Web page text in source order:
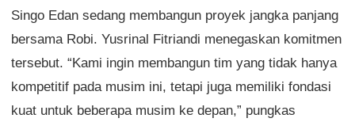
Singo Edan sedang membangun proyek jangka panjang
bersama Robi. Yusrinal Fitriandi menegaskan komitmen
tersebut. “Kami ingin membangun tim yang tidak hanya
kompetitif pada musim ini, tetapi juga memiliki fondasi
kuat untuk beberapa musim ke depan,” pungkas